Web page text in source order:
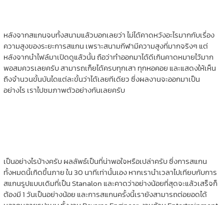
หลังจากสแกนจบทั้งสนามแล้วบอกเลยว่า ไม่ได้คาดหวังอะไรมากกับเรื่อง
ความสูงของระยะการสแกน เพราะสนามกีฬามีความสูงที่มากจริงๆ แต่
หลังจากนำไฟล์มาเปิดดูแล้วนั้น ถือว่าทำออกมาได้ดีเกินคาดหมายไว้มาก
พอสมควรเลยครับ สามารถเก็ยได้ครบทุกเสา ทุกหอคอย และแสดงให้เห็น
ถึงจำนวนขั้นบันไดแต่ละขั้นว่าได้เลยทีเดียว ซึ่งผลงานจะออกมาเป็น
อย่างไร เราไปชมภาพตัวอย่างกันเลยครับ
เป็นอย่างไรบ้างครับ ผลลัพธ์เป็นที่น่าพอใจหรือเปล่าครับ ซึ่งการสแกน
ทั้งหมดนี้เกิดขึ้นภาย ใน 30 นาทีเท่านั้นเอง หากเรานำเวลาไปเทียบกับการ
สแกนรูปแบบเดิมที่เป็น Stanalon และคาดว่าอย่างน้อยที่สุดจะแล้วเสร็จก็
ต้องมี 1 วันเป็นอย่างน้อย และการสแกนครั้งนี้เรายังสามารถต่อยอดได้